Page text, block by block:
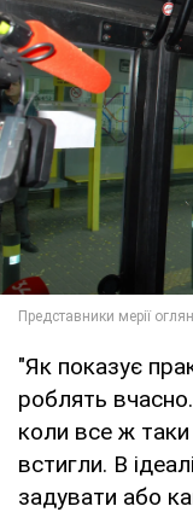
"Як показує
роблять
коли все ж
встигли. В
задувати або